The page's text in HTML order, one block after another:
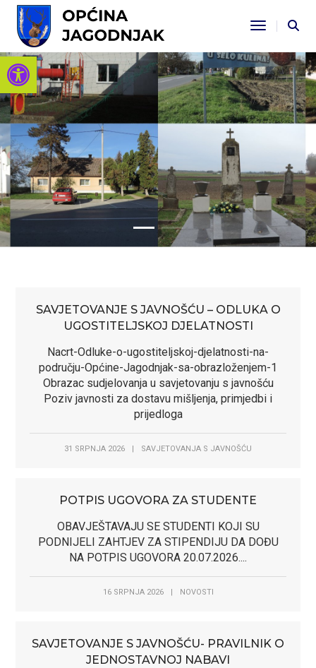
Open toolbar
Toggle
SAVJETOVANJE S JAVNOŠĆU – ODLUKA O
UGOSTITELJSKOJ DJELATNOSTI
Nacrt-Odluke-o-ugostiteljskoj-djelatnosti-na-
području-Općine-Jagodnjak-sa-obrazloženjem-1
Obrazac sudjelovanja u savjetovanju s javnošću
Poziv javnosti za dostavu mišljenja, primjedbi i
prijedloga
31 SRPNJA 2026 SAVJETOVANJA S JAVNOŠĆU
POTPIS UGOVORA ZA STUDENTE
OBAVJEŠTAVAJU SE STUDENTI KOJI SU
PODNIJELI ZAHTJEV ZA STIPENDIJU DA DOĐU
NA POTPIS UGOVORA 20.07.2026....
16 SRPNJA 2026 NOVOSTI
SAVJETOVANJE S JAVNOŠĆU- PRAVILNIK O
JEDNOSTAVNOJ NABAVI